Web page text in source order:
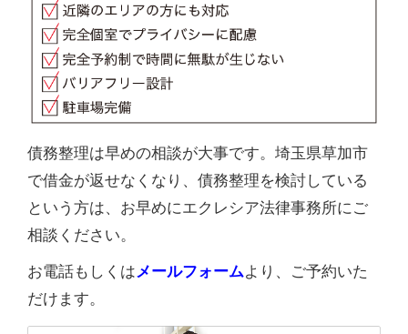
債務整理は早めの相談が大事です。埼玉県草加市
で借金が返せなくなり、債務整理を検討している
という方は、お早めにエクレシア法律事務所にご
相談ください。
お電話もしくはメールフォームより、ご予約いた
だけます。